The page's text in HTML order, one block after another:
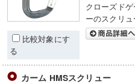
比較対象にす
る
クローズド
ーのスクリュ
カーム HMSスクリュー